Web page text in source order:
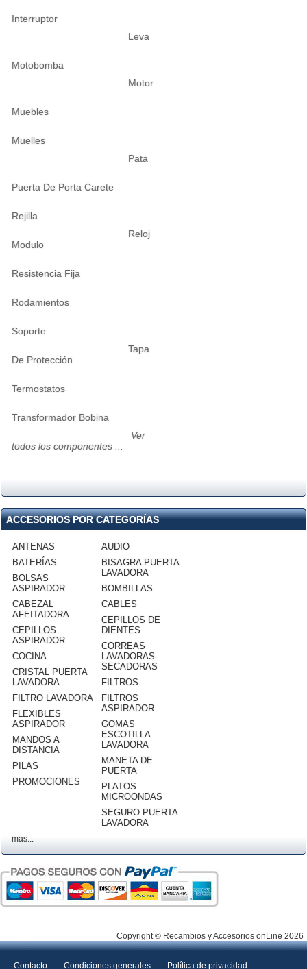
Interruptor
Leva
Motobomba
Motor
Muebles
Muelles
Pata
Puerta De Porta Carete
Rejilla
Reloj
Modulo
Resistencia Fija
Rodamientos
Soporte
Tapa
De Protección
Termostatos
Transformador Bobina
Ver
todos los componentes ...
ACCESORIOS POR CATEGORÍAS
ANTENAS
BATERÍAS
BOLSAS
ASPIRADOR
CABEZAL
AFEITADORA
CEPILLOS
ASPIRADOR
COCINA
CRISTAL PUERTA
LAVADORA
FILTRO LAVADORA
FLEXIBLES
ASPIRADOR
MANDOS A
DISTANCIA
PILAS
PROMOCIONES
AUDIO
BISAGRA PUERTA
LAVADORA
BOMBILLAS
CABLES
CEPILLOS DE
DIENTES
CORREAS
LAVADORAS-
SECADORAS
FILTROS
FILTROS
ASPIRADOR
GOMAS
ESCOTILLA
LAVADORA
MANETA DE
PUERTA
PLATOS
MICROONDAS
SEGURO PUERTA
LAVADORA
mas...
Copyright © Recambios y Accesorios onLine 2026
Contacto Condiciones generales Política de privacidad